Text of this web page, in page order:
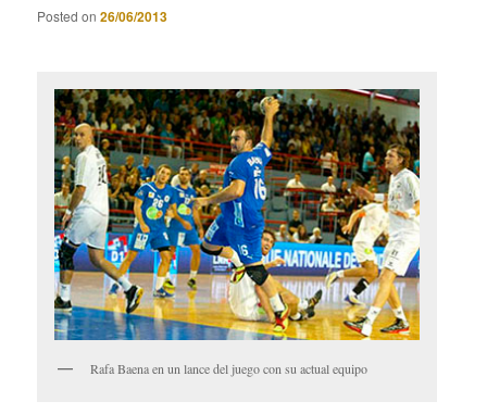
Posted on26/06/2013
Rafa Baena en un lance del juego con su actual equipo